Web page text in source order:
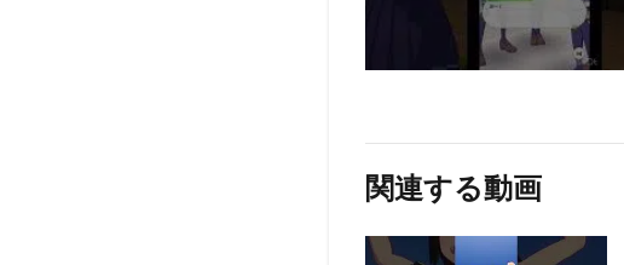
関連する動画